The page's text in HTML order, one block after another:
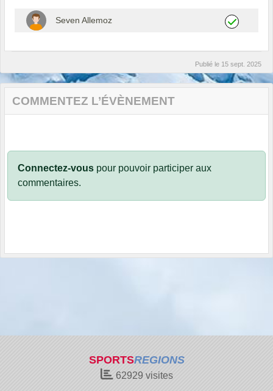
Seven Allemoz
Publié le 15 sept. 2025
COMMENTEZ L’ÉVÈNEMENT
Connectez-vous pour pouvoir participer aux
commentaires.
SPORTSREGIONS
62929 visites